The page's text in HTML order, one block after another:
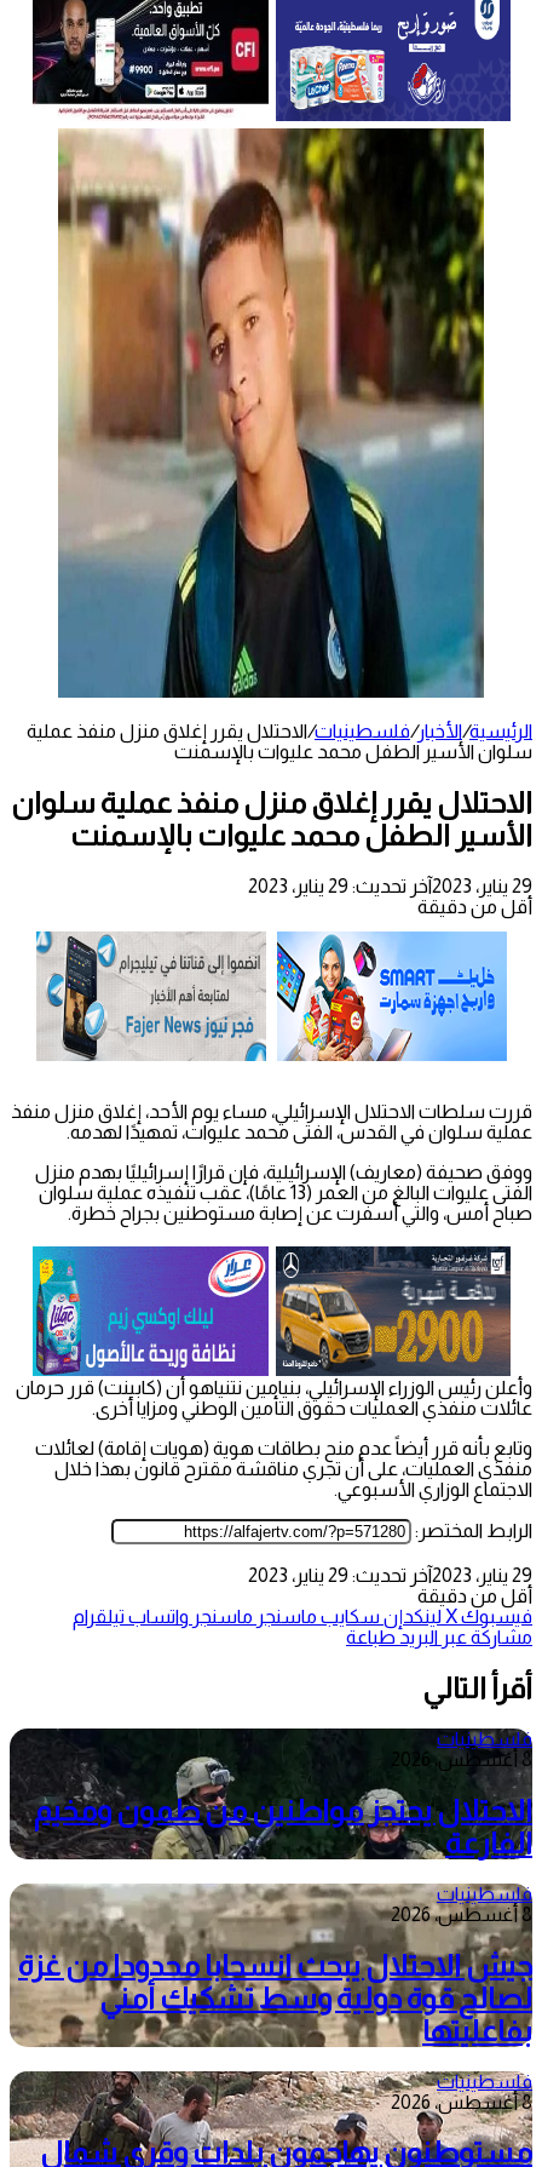
الرئيسية/الأخبار/فلسطينيات/الاحتلال يقرر إغلاق منزل منفذ عملية
سلوان الأسير الطفل محمد عليوات بالإسمنت
الاحتلال يقرر إغلاق منزل منفذ عملية سلوان
الأسير الطفل محمد عليوات بالإسمنت
29 يناير، 2023
آخر تحديث: 29 يناير، 2023
أقل من دقيقة
قررت سلطات الاحتلال الإسرائيلي، مساء يوم الأحد، إغلاق منزل منفذ
عملية سلوان في القدس، الفتى محمد عليوات، تمهيدًا لهدمه.
ووفق صحيفة (معاريف) الإسرائيلية، فإن قرارًا إسرائيليًا بهدم منزل
الفتى عليوات البالغ من العمر (13 عامًا)، عقب تنفيذه عملية سلوان
صباح أمس، والتي أسفرت عن إصابة مستوطنين بجراح خطرة.
وأعلن رئيس الوزراء الإسرائيلي، بنيامين نتنياهو أن (كابينت) قرر حرمان
عائلات منفذي العمليات حقوق التأمين الوطني ومزايا أخرى.
وتابع بأنه قرر أيضاً عدم منح بطاقات هوية (هويات إقامة) لعائلات
منفذي العمليات، على أن تجري مناقشة مقترح قانون بهذا خلال
الاجتماع الوزاري الأسبوعي.
الرابط المختصر:
29 يناير، 2023
آخر تحديث: 29 يناير، 2023
أقل من دقيقة
فيسبوك‫Xلينكدإن سكايب ماسنجر ماسنجر واتساب تيلقرام
مشاركة عبر البريد طباعة
أقرأ التالي
فلسطينيات
8 أغسطس، 2026
الاحتلال يحتجز مواطنين من طمون ومخيم
الفارعة
فلسطينيات
8 أغسطس، 2026
جيش الاحتلال يبحث انسحابا محدودا من غزة
لصالح قوة دولية وسط تشكيك أمني
بفاعليتها
فلسطينيات
8 أغسطس، 2026
مستوطنون يهاجمون بلدات وقرى شمال